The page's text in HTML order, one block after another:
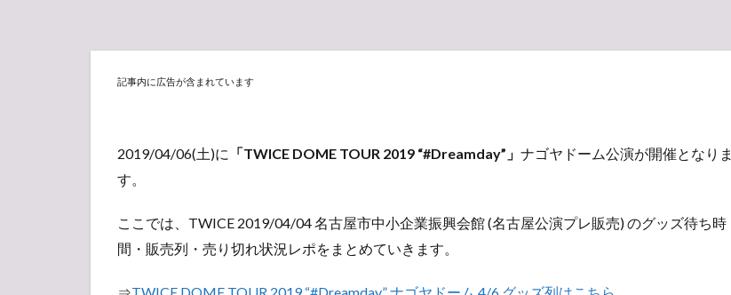
記事内に広告が含まれています
2019/04/06(土)に 「TWICE DOME TOUR 2019 “#Dreamday”」 ナゴヤドーム公演が開催となりま
す。
ここでは、TWICE 2019/04/04 名古屋市中小企業振興会館 (名古屋公演プレ販売) のグッズ待ち時
間・販売列・売り切れ状況レポをまとめていきます。
⇒TWICE DOME TOUR 2019 “#Dreamday” ナゴヤドーム 4/6 グッズ列はこちら